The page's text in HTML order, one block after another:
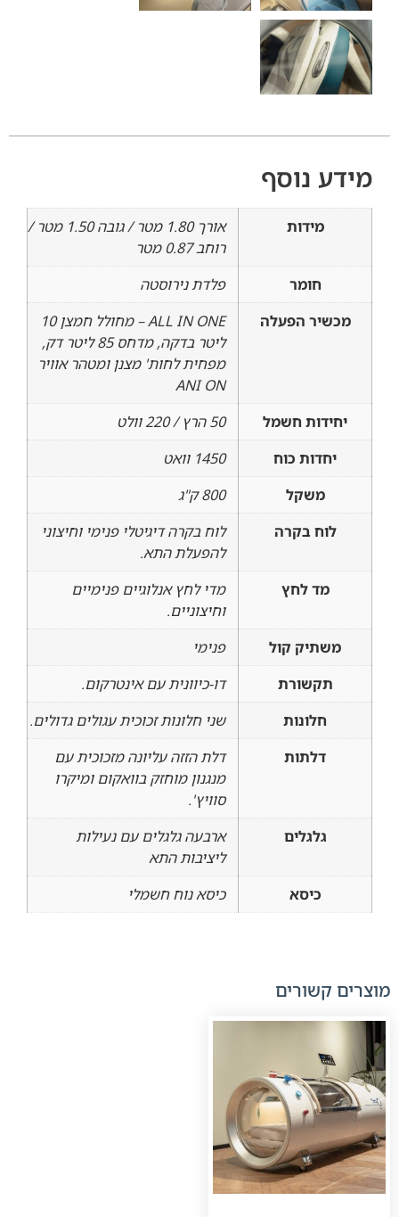
מידע נוסף
מידות
אורך 1.80 מטר / גובה 1.50 מטר /
רוחב 0.87 מטר
חומר
פלדת נירוסטה
מכשיר הפעלה
ALL IN ONE – מחולל חמצן 10
ליטר בדקה, מדחס 85 ליטר דק,
מפחית לחות' מצנן ומטהר אוויר
ANI ON
יחידות חשמל
50 הרץ / 220 וולט
יחדות כוח
1450 וואט
משקל
800 ק"ג
לוח בקרה
לוח בקרה דיגיטלי פנימי וחיצוני
להפעלת התא.
מד לחץ
מדי לחץ אנלוגיים פנימיים
וחיצוניים.
משתיק קול
פנימי
תקשורת
דו-כיוונית עם אינטרקום.
חלונות
שני חלונות זכוכית עגולים גדולים.
דלתות
דלת הזזה עליונה מזכוכית עם
מנגנון מוחזק בוואקום ומיקרו
סוויץ'.
גלגלים
ארבעה גלגלים עם נעילות
ליציבות התא
כיסא
כיסא נוח חשמלי
מוצרים קשורים